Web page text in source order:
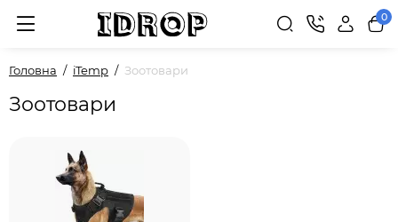
0
Головна iTemp Зоотовари
Зоотовари